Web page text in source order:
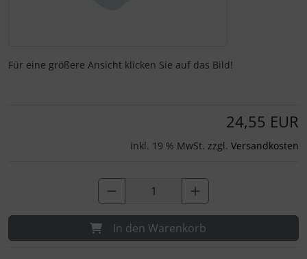
Für eine größere Ansicht klicken Sie auf das Bild!
24,55 EUR
inkl. 19 % MwSt. zzgl. Versandkosten
In den Warenkorb